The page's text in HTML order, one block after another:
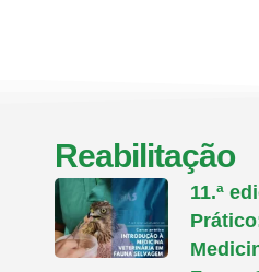
Reabilitação
11.ª